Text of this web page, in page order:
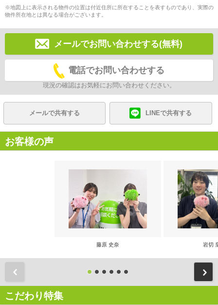
※地図上に表示される物件の位置は付近住所に所在することを表すものであり、実際の
物件所在地とは異なる場合がございます。
メールでお問い合わせする(無料)
電話でお問い合わせする
現況の確認はお気軽にお問い合わせください。
メールで共有する LINEで共有する
お客様の声
藤原 史奈 岩切
こだわり特集